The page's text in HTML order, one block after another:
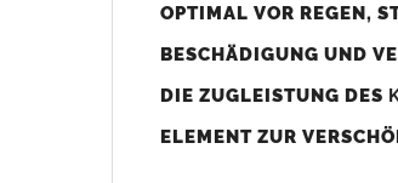
Standardbohrungen?
Bohrungen nicht passen dann bitte
bis 500mm Kaminbreite:
OPTIMAL VOR REGEN,
BESCHÄDIGUNG UND
DIE ZUGLEISTUNG DES
ELEMENT ZUR